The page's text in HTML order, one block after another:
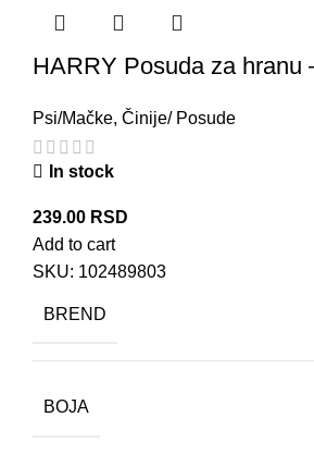
HARRY Posuda za hranu
Psi/Mačke, Činije/ Posude
In stock
239.00 RSD
Add to cart
SKU: 102489803
BREND
BOJA